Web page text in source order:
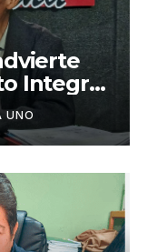
Integral
para
UNO